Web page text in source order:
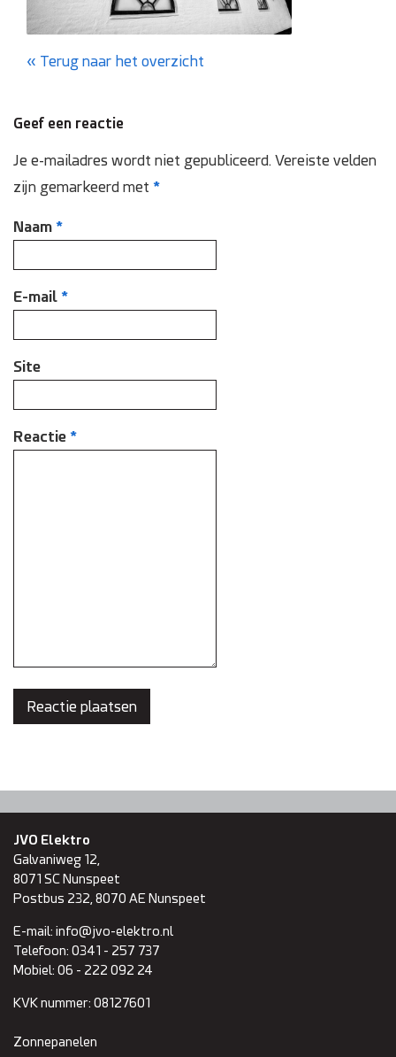
Zonnepanelen
Contact
Terug naar het overzicht
Geef een reactie
Je e-mailadres wordt niet gepubliceerd. Vereiste velden
zijn gemarkeerd met *
Naam *
E-mail *
Site
Reactie *
JVO Elektro
Galvaniweg 12,
8071 SCNunspeet
Postbus 232, 8070 AE Nunspeet
E-mail: info@jvo-elektro.nl
Telefoon: 0341 - 257 737
Mobiel: 06 - 222 092 24
KVK nummer: 08127601
Zonnepanelen